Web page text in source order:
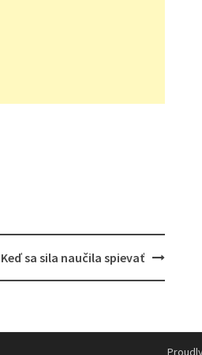
Keď sa sila naučila spievať